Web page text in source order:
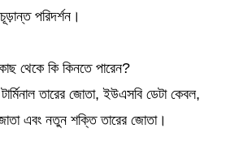
পরিদর্শন।
থেকে কি কিনতে পারেন?
টার্মিনাল তারের জোতা, ইউএসবি ডেটা কেবল,
এবং নতুন শক্তি তারের জোতা।